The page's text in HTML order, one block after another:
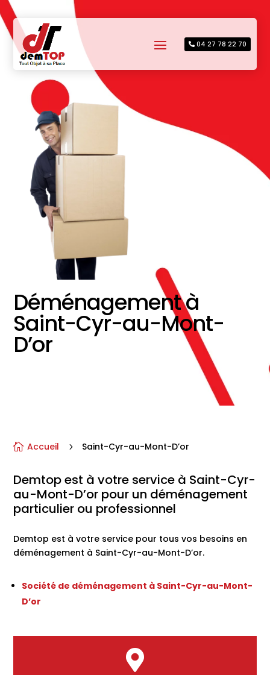
04 27 78 22 70
Déménagement à
Saint-Cyr-au-Mont-
D’or
 Accueil 5 Saint-Cyr-au-Mont-D’or
Demtopest à votre service à Saint-Cyr-
au-Mont-D’or pour un déménagement
particulier ou professionnel
Demtop est à votre service pour tous vos besoins en
déménagement à Saint-Cyr-au-Mont-D’or.
Société de déménagement à Saint-Cyr-au-Mont-
D’or
